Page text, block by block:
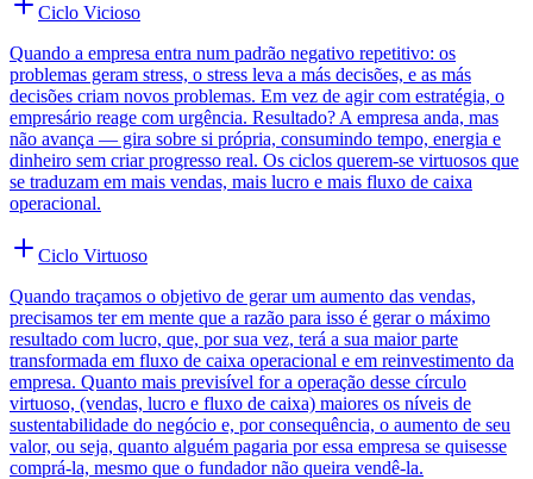
Ciclo Vicioso
Quando a empresa entra num padrão negativo repetitivo: os
problemas geram stress, o stress leva a más decisões, e as más
decisões criam novos problemas. Em vez de agir com estratégia, o
empresário reage com urgência. Resultado? A empresa anda, mas
não avança — gira sobre si própria, consumindo tempo, energia e
dinheiro sem criar progresso real. Os ciclos querem-se virtuosos que
se traduzam em mais vendas, mais lucro e mais fluxo de caixa
operacional.
Ciclo Virtuoso
Quando traçamos o objetivo de gerar um aumento das vendas,
precisamos ter em mente que a razão para isso é gerar o máximo
resultado com lucro, que, por sua vez, terá a sua maior parte
transformada em fluxo de caixa operacional e em reinvestimento da
empresa. Quanto mais previsível for a operação desse círculo
virtuoso, (vendas, lucro e fluxo de caixa) maiores os níveis de
sustentabilidade do negócio e, por consequência, o aumento de seu
valor, ou seja, quanto alguém pagaria por essa empresa se quisesse
comprá-la, mesmo que o fundador não queira vendê-la.